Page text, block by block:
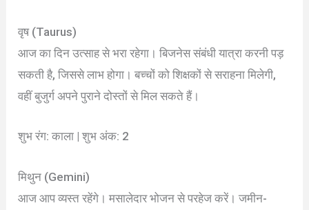
वृष (Taurus)
आज का दिन उत्साह से भरा रहेगा। बिजनेस संबंधी यात्रा करनी पड़
सकती है, जिससे लाभ होगा। बच्चों को शिक्षकों से सराहना मिलेगी,
वहीं बुजुर्ग अपने पुराने दोस्तों से मिल सकते हैं।
शुभ रंग: काला | शुभ अंक: 2
मिथुन (Gemini)
आज आप व्यस्त रहेंगे। मसालेदार भोजन से परहेज करें। जमीन-